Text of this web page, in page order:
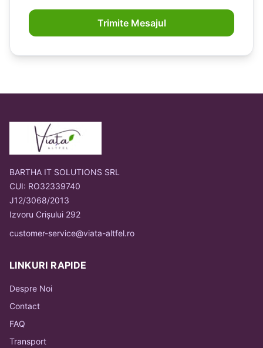
Trimite Mesajul
BARTHA IT SOLUTIONS SRL
CUI: RO32339740
J12/3068/2013
Izvoru Crișului 292
customer-service@viata-altfel.ro
LINKURI RAPIDE
Despre Noi
Contact
FAQ
Transport